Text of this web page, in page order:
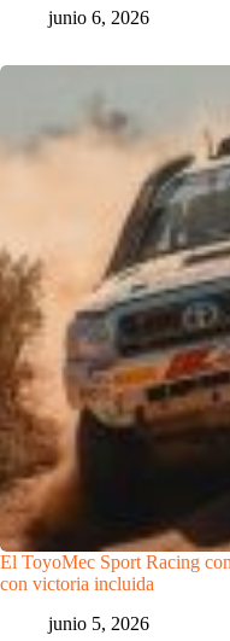
junio 6, 2026
El ToyoMec Sport Racing
con victoria incluida
junio 5, 2026